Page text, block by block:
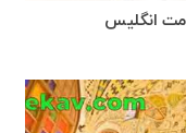
انگلیس